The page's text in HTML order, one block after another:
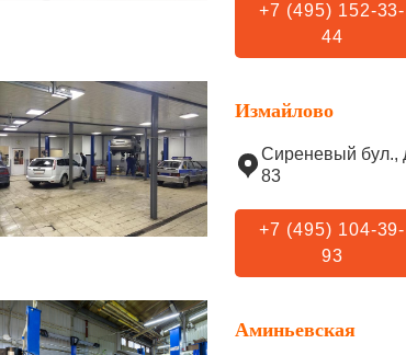
+7 (495) 152-33-
44
Измайлово
Сиреневый бул.,
83
+7 (495) 104-39-
93
Аминьевская